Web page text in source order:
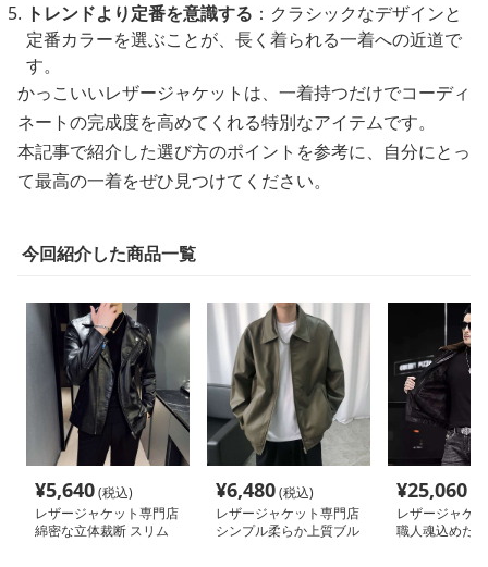
トレンドより定番を意識する ：クラシックなデザインと
定番カラーを選ぶことが、長く着られる一着への近道で
す。
かっこいいレザージャケットは、一着持つだけでコーディ
ネートの完成度を高めてくれる特別なアイテムです。
本記事で紹介した選び方のポイントを参考に、自分にとっ
て最高の一着をぜひ見つけてください。
今回紹介した商品一覧
¥5,640(税込)
レザージャケット専門店
綿密な立体裁断 スリム
¥6,480(税込)
レザージャケット専門店
シンプル柔らか上質ブル
¥25,060
レザージャケ
職人魂込めた